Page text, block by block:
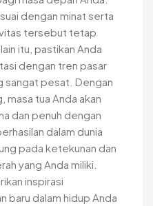
dengan minat serta
tersebut tetap
itu, pastikan Anda
dengan tren pasar
sangat pesat. Dengan
masa tua Anda akan
dan penuh dengan
dalam dunia
pada ketekunan dan
yang Anda miliki.
inspirasi
baru dalam hidup Anda